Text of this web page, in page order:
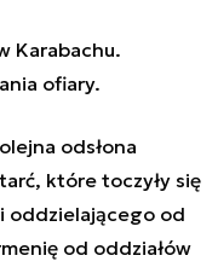
Karabachu.
ofiary.
odsłona
które toczyły się
oddzielającego od
od oddziałów